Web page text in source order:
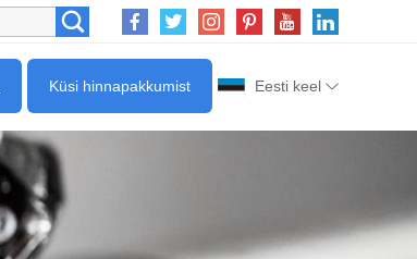
Eesti keel
Küsi hinnapakkumist